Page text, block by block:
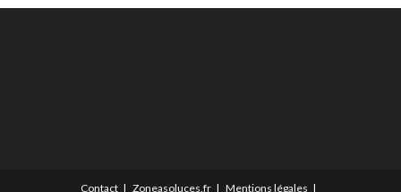
Contact Zoneasoluces.fr
Mentions légales